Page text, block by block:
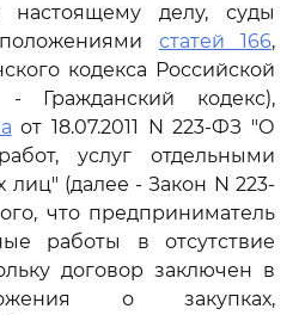
делу, суды
положениями статей 166,
кодекса Российской
Гражданский кодекс),
от 18.07.2011 N 223-ФЗ "О
услуг отдельными
(далее - Закон N 223-
что предприниматель
работы в отсутствие
договор заключен в
о закупках,